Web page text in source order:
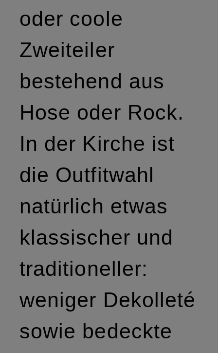
oder coole
Zweiteiler
bestehend aus
Hose oder Rock.
In der Kirche ist
die Outfitwahl
natürlich etwas
klassischer und
traditioneller:
weniger Dekolleté
sowie bedeckte